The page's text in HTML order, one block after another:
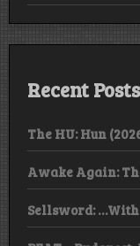
Recent Posts
The HU: Hun
Awake Again:
Sellsword: …With